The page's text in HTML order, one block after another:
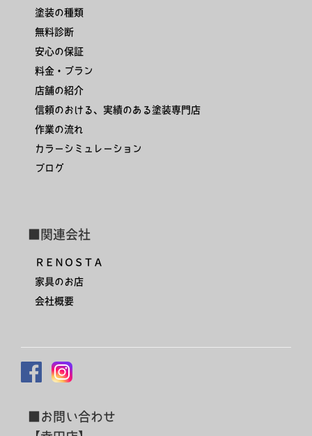
塗装の種類
無料診断
安心の保証
料金・プラン
店舗の紹介
信頼のおける、実績のある塗装専門店
作業の流れ
カラーシミュレーション
ブログ
■関連会社
ＲＥＮＯＳＴＡ
家具のお店
会社概要
■お問い合わせ